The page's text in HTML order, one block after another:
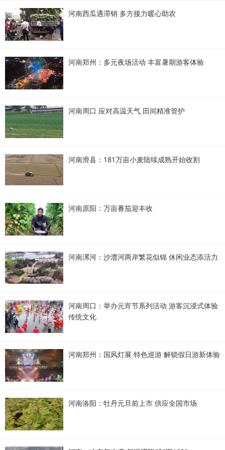
河南西瓜遇滞销 多方接力暖心助农
河南郑州：多元夜场活动 丰富暑期游客体验
河南周口 应对高温天气 田间精准管护
河南滑县：181万亩小麦陆续成熟开始收割
河南原阳：万亩番茄迎丰收
河南漯河：沙澧河两岸繁花似锦 休闲业态添活力
河南周口：举办元宵节系列活动 游客沉浸式体验
传统文化
河南郑州：国风灯展 特色巡游 解锁假日游新体验
河南洛阳：牡丹元旦前上市 供应全国市场